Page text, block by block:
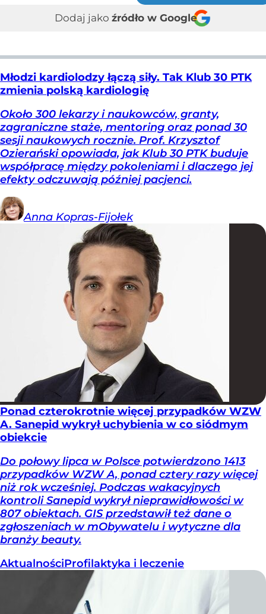
Dodaj jako źródło w Google
Młodzi kardiolodzy łączą siły. Tak Klub 30 PTK
zmienia polską kardiologię
Około 300 lekarzy i naukowców, granty,
zagraniczne staże, mentoring oraz ponad 30
sesji naukowych rocznie. Prof. Krzysztof
Ozierański opowiada, jak Klub 30 PTK buduje
współpracę między pokoleniami i dlaczego jej
efekty odczuwają później pacjenci.
Anna Kopras-Fijołek
Ponad czterokrotnie więcej przypadków WZW
A. Sanepid wykrył uchybienia w co siódmym
obiekcie
Do połowy lipca w Polsce potwierdzono 1413
przypadków WZW A, ponad cztery razy więcej
niż rok wcześniej. Podczas wakacyjnych
kontroli Sanepid wykrył nieprawidłowości w
807 obiektach. GIS przedstawił też dane o
zgłoszeniach w mObywatelu i wytyczne dla
branży beauty.
AktualnościProfilaktyka i leczenie